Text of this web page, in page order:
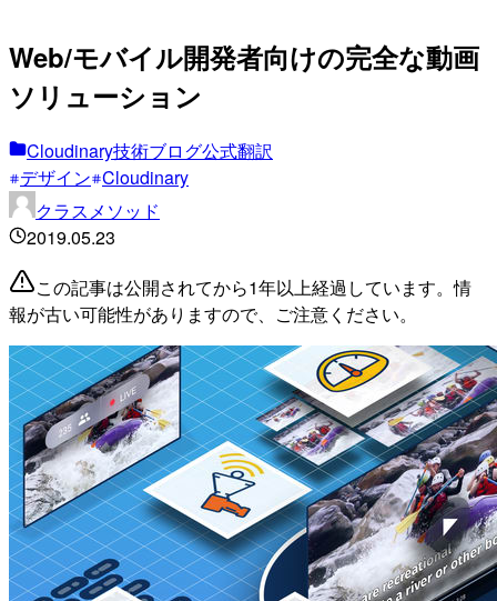
Web/モバイル開発者向けの完全な動画
ソリューション
Cloudinary技術ブログ公式翻訳
デザイン Cloudinary
クラスメソッド
2019.05.23
この記事は公開されてから1年以上経過しています。情
報が古い可能性がありますので、ご注意ください。